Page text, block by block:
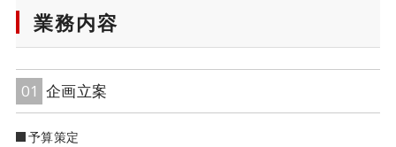
業務内容
01 企画立案
予算策定